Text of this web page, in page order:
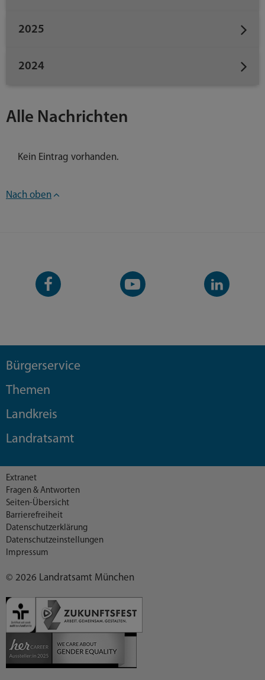
Alle Nachrichten
Kein Eintrag vorhanden.
2025
2024
Nach oben
Facebook-
Seite
YouTube-
Kanal
LinkedIn-
Kanal
Bürgerservice
Themen
Landkreis
Landratsamt
© 2026 Landratsamt München
Extranet
Fragen & Antworten
Seiten-Übersicht
Barrierefreiheit
Datenschutzerklärung
Datenschutzeinstellungen
Impressum